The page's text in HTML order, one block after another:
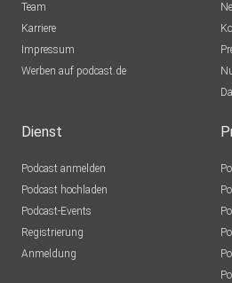
Team
Karriere
Impressum
Werben auf podcast.de
Dienst
Podcast anmelden
Podcast hochladen
Podcast-Events
Registrierung
Anmeldung